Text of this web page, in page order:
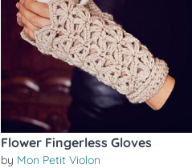
Flower Fingerless Gloves
by Mon Petit Violon